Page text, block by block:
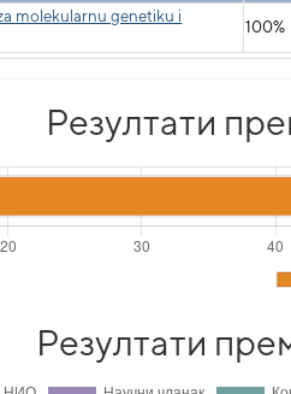
molekularnu genetiku i
100%
Резултати
Резултати